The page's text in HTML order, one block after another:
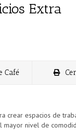
Extra
Café
crear espacios de
mayor nivel de